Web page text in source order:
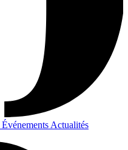
Événements Actualités